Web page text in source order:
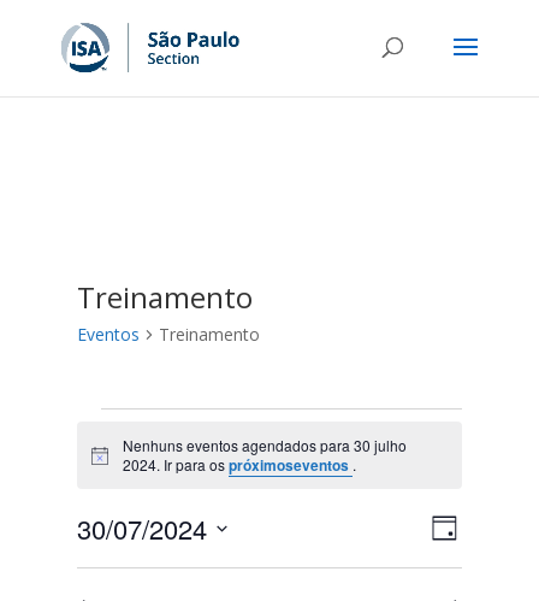
Treinamento
Eventos Treinamento
Eventos
for
julho
2024
Notice
Nenhuns eventos agendados para 30 julho
2024. Ir para ospróximoseventos .
de
do
visual
Dia
30/07/2024